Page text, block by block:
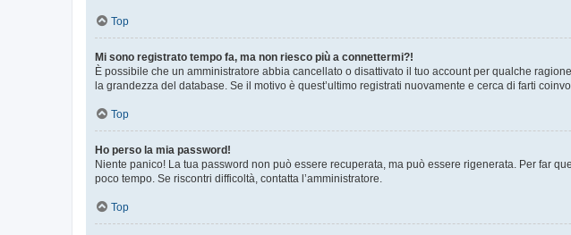
Top
Mi sono registrato tempo fa, ma non riesco più a connettermi?!
È possibile che un amministratore abbia cancellato o disattivato il tuo account per qualche
la grandezza del database. Se il motivo è quest’ultimo registrati nuovamente e cerca di farti
Top
Ho perso la mia password!
Niente panico! La tua password non può essere recuperata, ma può essere rigenerata. Per far
poco tempo. Se riscontri difficoltà, contatta l’amministratore.
Top